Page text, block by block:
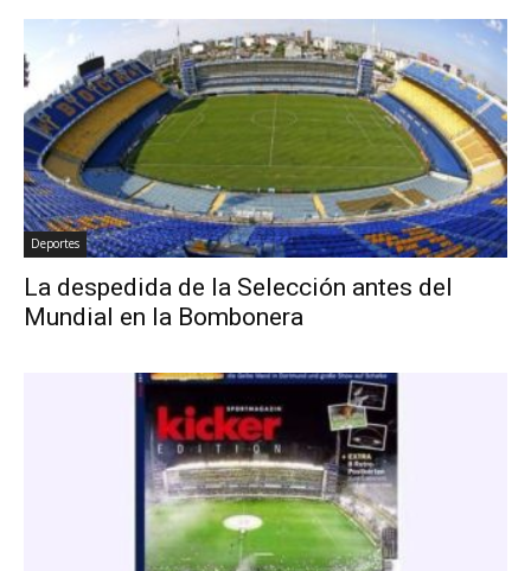
Deportes
La despedida de la Selección antes del
Mundial en la Bombonera